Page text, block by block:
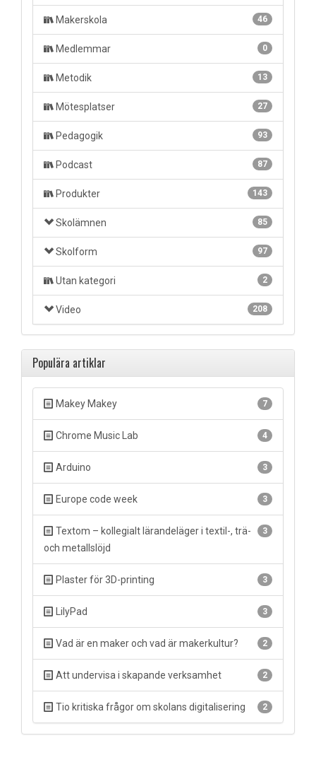
46
Makerskola
0
Medlemmar
13
Metodik
27
Mötesplatser
93
Pedagogik
87
Podcast
143
Produkter
85
Skolämnen
97
Skolform
2
Utan kategori
208
Video
Populära artiklar
7
Makey Makey
4
Chrome Music Lab
3
Arduino
3
Europe code week
3
Textom – kollegialt lärandeläger i textil-, trä-
och metallslöjd
3
Plaster för 3D-printing
3
LilyPad
2
Vad är en maker och vad är makerkultur?
2
Att undervisa i skapande verksamhet
2
Tio kritiska frågor om skolans digitalisering